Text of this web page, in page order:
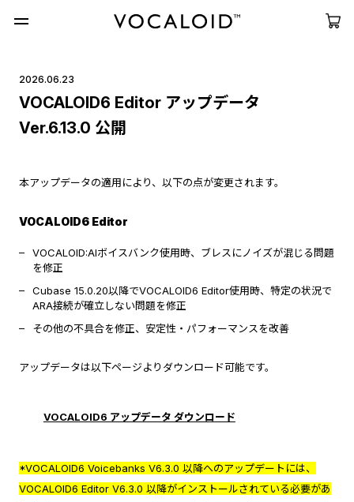
2026.06.23
VOCALOID6 Editor アップデータ
Ver.6.13.0 公開
本アップデータの適用により、以下の点が変更されます。
VOCALOID6 Editor
VOCALOID:AIボイスバンク使用時、ブレスにノイズが混じる問題
を修正
Cubase 15.0.20以降でVOCALOID6 Editor使用時、特定の状況で
ARA接続が確立しない問題を修正
その他の不具合を修正、安定性・パフォーマンスを改善
アップデータは以下ページよりダウンロード可能です。
VOCALOID6 アップデータ ダウンロード
*VOCALOID6 Voicebanks V6.3.0 以降へのアップデートには、
VOCALOID6 Editor V6.3.0 以降がインストールされている必要があ